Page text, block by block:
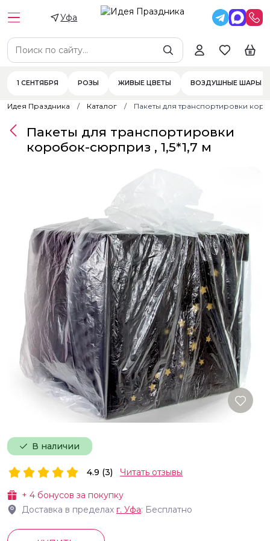
Уфа
1 СЕНТЯБРЯ РОЗЫ ЖИВЫЕ ЦВЕТЫ ВОЗДУШНЫЕ ШАРЫ
Идея Праздника Каталог Пакеты для транспортировки
В наличии
Пакеты для транспортировки
коробок-сюрприз , 1,5*1,7 м
+ 4 бонусов за покупку
Доставка в пределах г. Уфа: Бесплатно
4.9 (3) Читать отзывы